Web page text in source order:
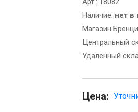
Арт.: 18082
Наличие: нет в
Магазин
Центральный
Удаленный
Цена: